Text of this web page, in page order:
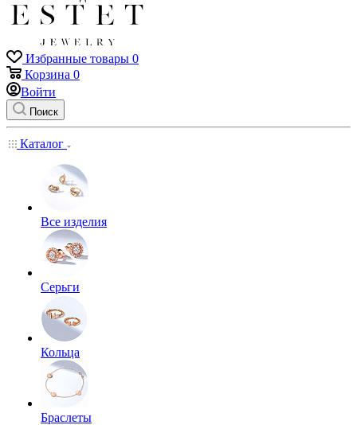
Избранные товары 0
Корзина 0
Войти
Поиск
Каталог
Все изделия
Серьги
Кольца
Браслеты